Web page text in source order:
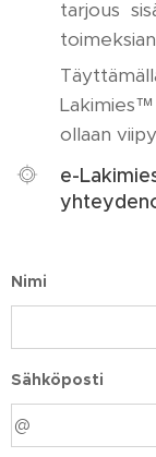
tarjous
ollaan
e-
Nimi
Sähköposti